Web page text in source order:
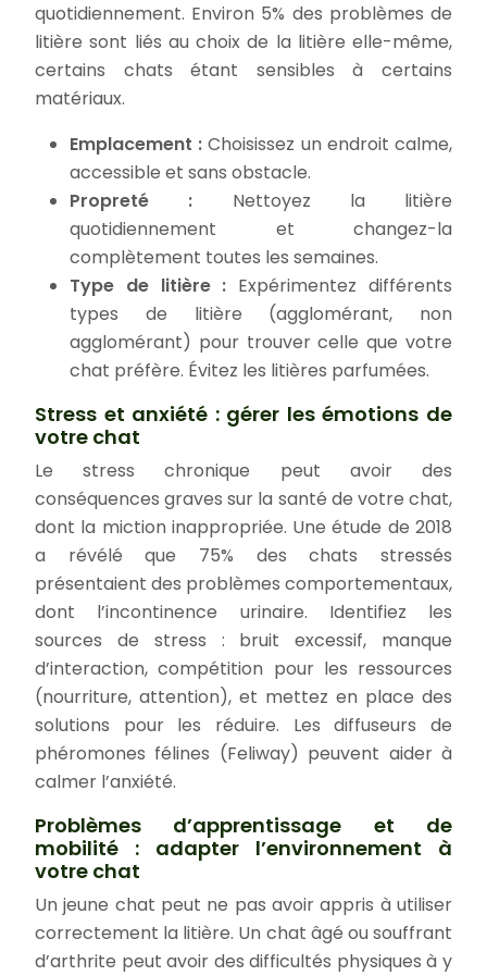
quotidiennement. Environ 5% des problèmes de
litière sont liés au choix de la litière elle-même,
certains chats étant sensibles à certains
matériaux.
Emplacement :Choisissez un endroit calme,
accessible et sans obstacle.
Propreté : Nettoyez la litière
quotidiennement et changez-la
complètement toutes les semaines.
Type de litière : Expérimentez différents
types de litière (agglomérant, non
agglomérant) pour trouver celle que votre
chat préfère. Évitez les litières parfumées.
Stress et anxiété : gérer les émotions de
votre chat
Le stress chronique peut avoir des
conséquences graves sur la santé de votre chat,
dont la miction inappropriée. Une étude de 2018
a révélé que 75% des chats stressés
présentaient des problèmes comportementaux,
dont l’incontinence urinaire. Identifiez les
sources de stress : bruit excessif, manque
d’interaction, compétition pour les ressources
(nourriture, attention), et mettez en place des
solutions pour les réduire. Les diffuseurs de
phéromones félines (Feliway) peuvent aider à
calmer l’anxiété.
Problèmes d’apprentissage et de
mobilité : adapter l’environnement à
votre chat
Un jeune chat peut ne pas avoir appris à utiliser
correctement la litière. Un chat âgé ou souffrant
d’arthrite peut avoir des difficultés physiques à y